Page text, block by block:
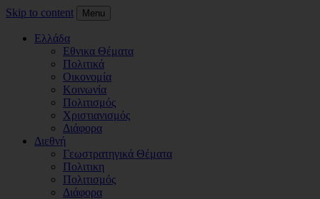
Skip to content Menu
Ελλάδα
Εθνικα Θέματα
Πολιτικά
Οικονομία
Κοινωνία
Πολιτισμός
Χριστιανισμός
Διάφορα
Διεθνή
Γεωστρατηγικά Θέματα
Πολιτικη
Πολιτισμός
Διάφορα